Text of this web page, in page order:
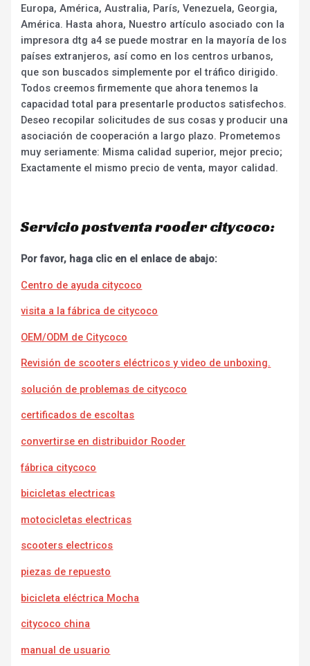
Europa, América, Australia, París, Venezuela, Georgia,
América. Hasta ahora, Nuestro artículo asociado con la
impresora dtg a4 se puede mostrar en la mayoría de los
países extranjeros, así como en los centros urbanos,
que son buscados simplemente por el tráfico dirigido.
Todos creemos firmemente que ahora tenemos la
capacidad total para presentarle productos satisfechos.
Deseo recopilar solicitudes de sus cosas y producir una
asociación de cooperación a largo plazo. Prometemos
muy seriamente: Misma calidad superior, mejor precio;
Exactamente el mismo precio de venta, mayor calidad.
Servicio postventa rooder citycoco:
Por favor, haga clic en el enlace de abajo:
Centro de ayuda citycoco
visita a la fábrica de citycoco
OEM/ODM de Citycoco
Revisión de scooters eléctricos y video de unboxing.
solución de problemas de citycoco
certificados de escoltas
convertirse en distribuidor Rooder
fábrica citycoco
bicicletas electricas
motocicletas electricas
scooters electricos
piezas de repuesto
bicicleta eléctrica Mocha
citycoco china
manual de usuario